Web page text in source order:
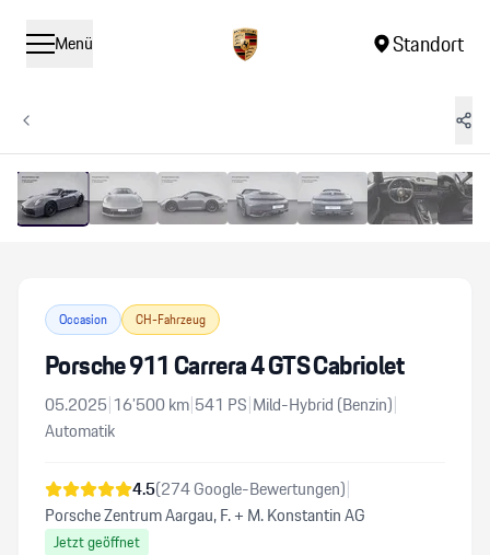
Menü Standort
Occasion CH-Fahrzeug
Porsche 911 Carrera 4 GTS Cabriolet
05.2025|16’500km|541 PS|Mild-Hybrid (Benzin)|
Automatik
4.5(274Google-Bewertungen)|
Porsche Zentrum Aargau, F. + M. Konstantin AG
Jetzt geöffnet